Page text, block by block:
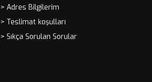
> Adres Bilgilerim
> Teslimat koşulları
> Sıkça Sorulan Sorular